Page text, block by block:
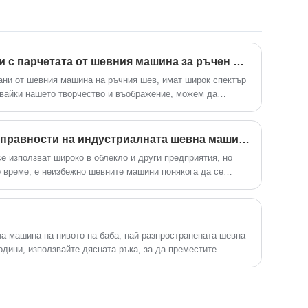
петна по конеца в началото на
на проникване на иглата, приемане на
компактни флаш карти. ·Нисък шум и
ниски вибрации, поради ниската си
консумация на енергия, той е
икономичен. ·Шива площ 40*30мм
20+ години. Suote с професионална
технология, висококачествена система
за обслужване на съвършенство и
много години, разработва специални
машини. Следното е за подробна
информация за продукта и
разберете по-добре машината, за да
отговаря на вашите нужди.
Какво може да се направи с парчетата от шевния машина за ръчен шев?
от шевния машина на ръчния шев, имат широк спектър
нашето творчество и въображение, можем да
Как да проверите за неизправности на индустриалната шевна машина?
използват широко в облекло и други предприятия, но
време, е неизбежно шевните машини понякога да се
за откриване на повреди на индустриални шевни
на нивото на баба, най-разпространената шевна
използвайте дясната ръка, за да преместите